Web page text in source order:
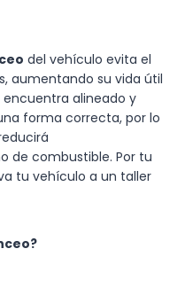
del vehículo evita el
aumentando su vida útil
encuentra alineado y
forma correcta, por lo
de combustible. Por tu
tu vehículo a un taller